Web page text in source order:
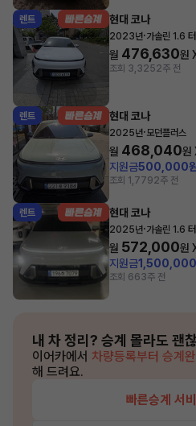
렌트 현대 코나
2023년·가솔린 1.6
월 476,630원
조회 3,3252주 전
렌트 현대 코나
2025년·모던플러스
월 468,040원
지원금500,000
조회 1,7792주 전
렌트 현대 코나
2025년·가솔린 1.6
월 572,000원
지원금1,500,000
조회 663주 전
내 차 정리? 승계 몰라도 괜
이어카에서 차량등록부터 승계
해 드려요.
빠른승계 서